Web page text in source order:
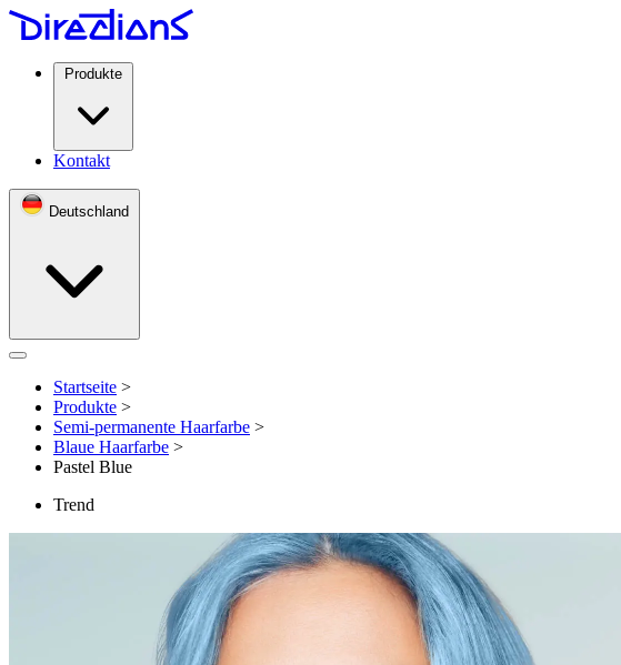
Produkte
Kontakt
Deutschland
Open menu
Startseite >
Produkte >
Semi-permanente Haarfarbe >
Blaue Haarfarbe >
Pastel Blue
Trend